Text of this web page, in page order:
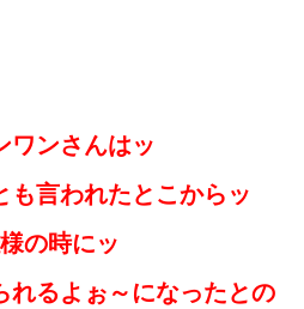
ワンさんはッ
も言われたとこからッ
の時にッ
れるよぉ～になったとの